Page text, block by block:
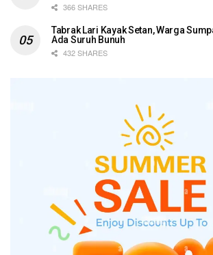
366 SHARES
Tabrak Lari Kayak Setan, Warga
Ada Suruh Bunuh
432 SHARES